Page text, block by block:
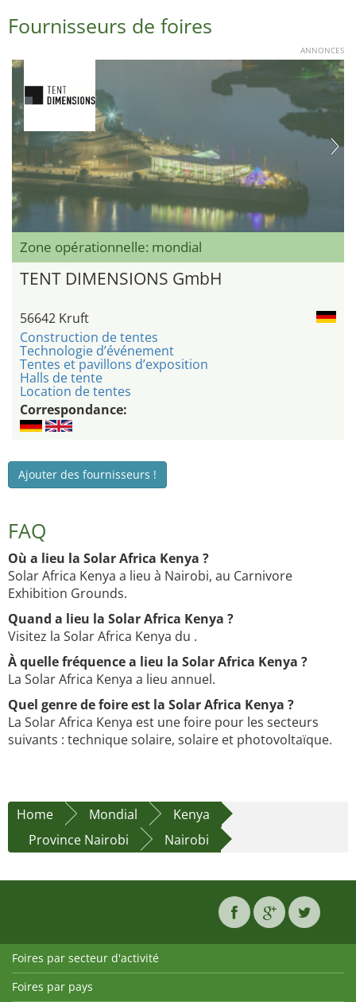
Fournisseurs de foires
ANNONCES
Zone opérationnelle: mondial
TENT DIMENSIONS GmbH
56642 Kruft
Construction de tentes
Technologie d’événement
Tentes et pavillons d’exposition
Halls de tente
Location de tentes
Correspondance:
Ajouter des fournisseurs !
FAQ
Où a lieu la Solar Africa Kenya ?
Solar Africa Kenya a lieu à Nairobi, au Carnivore
Exhibition Grounds.
Quand a lieu la Solar Africa Kenya ?
Visitez la Solar Africa Kenya du .
À quelle fréquence a lieu la Solar Africa Kenya ?
La Solar Africa Kenya a lieu annuel.
Quel genre de foire est la Solar Africa Kenya ?
La Solar Africa Kenya est une foire pour les secteurs
suivants : technique solaire, solaire et photovoltaïque.
Home Mondial
Kenya
Province Nairobi
Nairobi
Foires par secteur d'activité
Foires par pays